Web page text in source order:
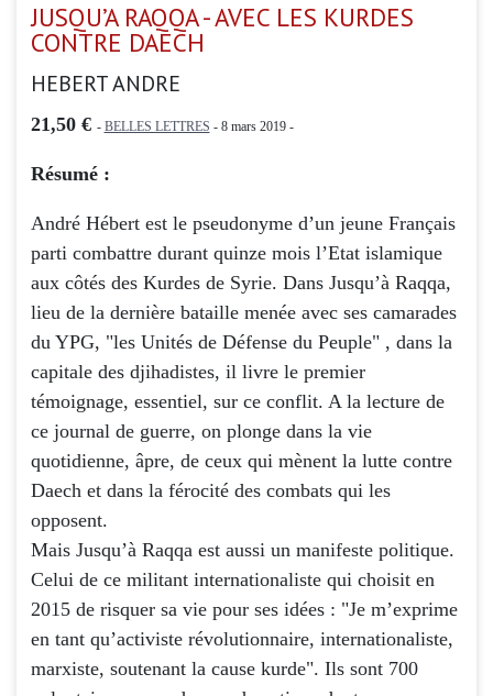
JUSQU’A RAQQA - AVEC LES KURDES
CONTRE DAECH
HEBERT ANDRE
21,50 € - BELLES LETTRES - 8 mars 2019 -
Résumé :
André Hébert est le pseudonyme d’un jeune Français
parti combattre durant quinze mois l’Etat islamique
aux côtés des Kurdes de Syrie. Dans Jusqu’à Raqqa,
lieu de la dernière bataille menée avec ses camarades
du YPG, "les Unités de Défense du Peuple" , dans la
capitale des djihadistes, il livre le premier
témoignage, essentiel, sur ce conflit. A la lecture de
ce journal de guerre, on plonge dans la vie
quotidienne, âpre, de ceux qui mènent la lutte contre
Daech et dans la férocité des combats qui les
opposent.
Mais Jusqu’à Raqqa est aussi un manifeste politique.
Celui de ce militant internationaliste qui choisit en
2015 de risquer sa vie pour ses idées : "Je m’exprime
en tant qu’activiste révolutionnaire, internationaliste,
marxiste, soutenant la cause kurde". Ils sont 700